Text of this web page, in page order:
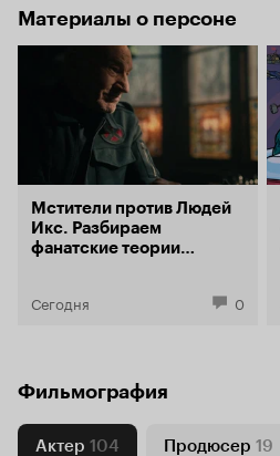
Материалы о персоне
Мстители против Людей
Икс. Разбираем
фанатские теории
Сегодня 0
Фильмография
Актер 104 Продюсер 19